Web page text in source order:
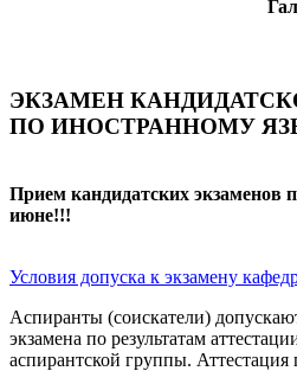
ЭКЗАМЕН
ПО ИНОСТРАННОМУ
Прием кандидатских экзаменов
июне!!!
Условия допуска к экзамену
Аспиранты (соискатели)
экзамена по результатам
аспирантской группы. Аттестация